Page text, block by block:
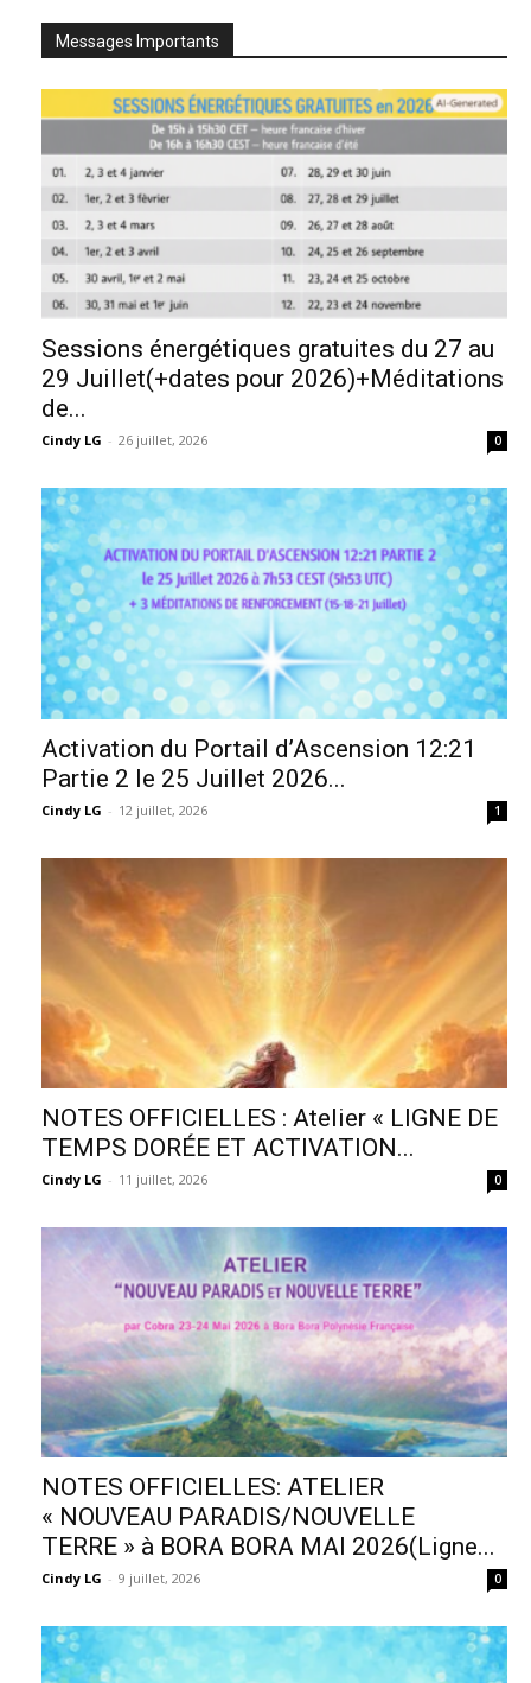
Messages Importants
Sessions énergétiques gratuites du 27 au
29 Juillet(+dates pour 2026)+Méditations
de...
Cindy LG - 26 juillet, 2026 0
Activation du Portail d’Ascension 12:21
Partie 2 le 25 Juillet 2026...
Cindy LG - 12 juillet, 2026 1
NOTES OFFICIELLES : Atelier « LIGNE DE
TEMPS DORÉE ET ACTIVATION...
Cindy LG - 11 juillet, 2026 0
NOTES OFFICIELLES: ATELIER
« NOUVEAU PARADIS/NOUVELLE
TERRE » à BORA BORA MAI 2026(Ligne...
Cindy LG - 9 juillet, 2026 0